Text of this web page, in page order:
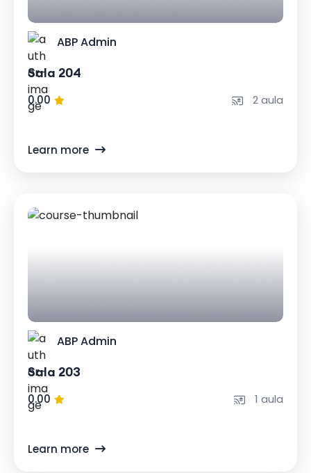
ABP Admin
Sala 204
0.00 2 aula
Learn more
ABP Admin
Sala 203
0.00 1 aula
Learn more